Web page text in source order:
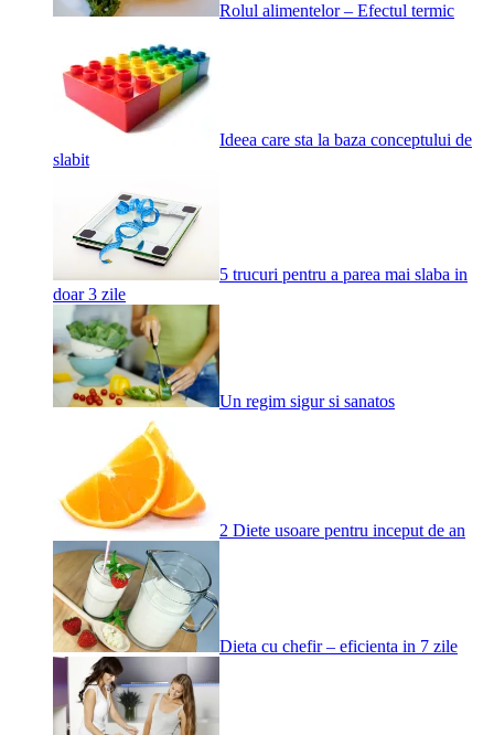
Rolul alimentelor – Efectul termic
Ideea care sta la baza conceptului de
slabit
5 trucuri pentru a parea mai slaba in
doar 3 zile
Un regim sigur si sanatos
2 Diete usoare pentru inceput de an
Dieta cu chefir – eficienta in 7 zile